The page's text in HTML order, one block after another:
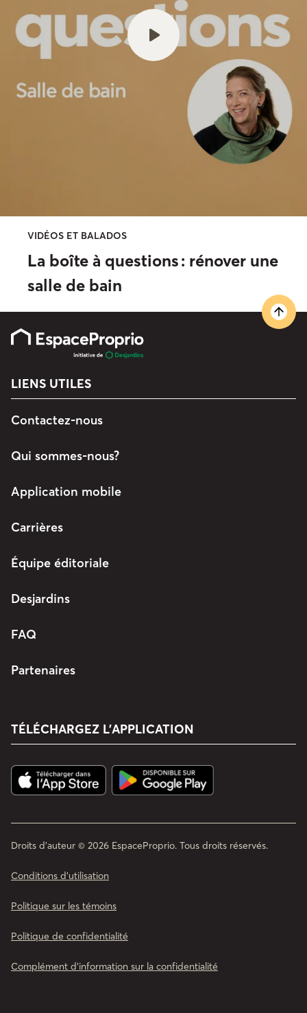
VIDÉOS ET BALADOS
La boîte à questions : rénover une
salle de bain
LIENS UTILES
Contactez-nous
Qui sommes-nous?
Application mobile
Carrières
Équipe éditoriale
Desjardins
FAQ
Partenaires
TÉLÉCHARGEZ L’APPLICATION
Droits d'auteur © 2026 EspaceProprio. Tous droits réservés.
Conditions d’utilisation
Politique sur les témoins
Politique de confidentialité
Complément d'information sur la confidentialité